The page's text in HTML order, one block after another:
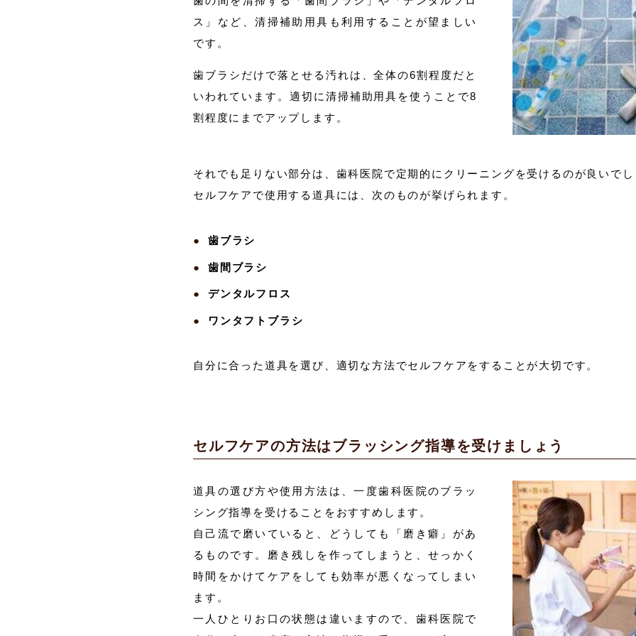
ス」など、清掃補助用具も利用することが望ましい
です。
歯ブラシだけで落とせる汚れは、全体の6割程度だと
いわれています。適切に清掃補助用具を使うことで8
割程度にまでアップします。
それでも足りない部分は、歯科医院で定期的にクリーニングを受けるのが良いで
セルフケアで使用する道具には、次のものが挙げられます。
歯ブラシ
歯間ブラシ
デンタルフロス
ワンタフトブラシ
自分に合った道具を選び、適切な方法でセルフケアをすることが大切です。
セルフケアの方法はブラッシング指導を受けましょう
道具の選び方や使用方法は、一度歯科医院のブラッ
シング指導を受けることをおすすめします。
自己流で磨いていると、どうしても「磨き癖」があ
るものです。磨き残しを作ってしまうと、せっかく
時間をかけてケアをしても効率が悪くなってしまい
ます。
一人ひとりお口の状態は違いますので、歯科医院で